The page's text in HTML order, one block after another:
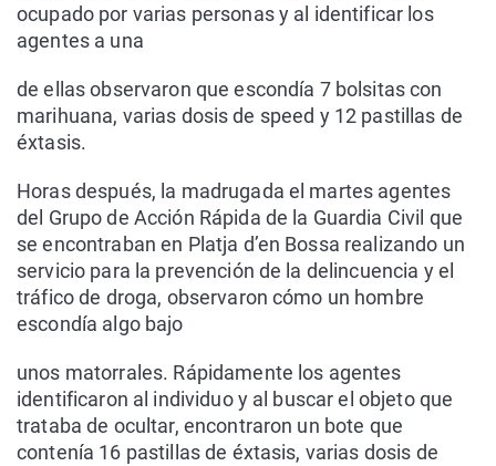
ocupado por varias personas y al identificar los
agentes a una
de ellas observaron que escondía 7 bolsitas con
marihuana, varias dosis de speed y 12 pastillas de
éxtasis.
Horas después, la madrugada el martes agentes
del Grupo de Acción Rápida de la Guardia Civil que
se encontraban en Platja d’en Bossa realizando un
servicio para la prevención de la delincuencia y el
tráfico de droga, observaron cómo un hombre
escondía algo bajo
unos matorrales. Rápidamente los agentes
identificaron al individuo y al buscar el objeto que
trataba de ocultar, encontraron un bote que
contenía 16 pastillas de éxtasis, varias dosis de